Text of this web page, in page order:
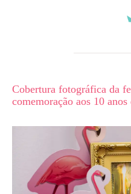
Cobertura fotográfica da
comemoração aos 10